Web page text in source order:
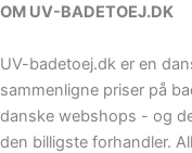
OM UV-BADETOEJ.DK
UV-badetoej.dk er en
sammenligne priser på
danske webshops - og
den billigste forhandler.